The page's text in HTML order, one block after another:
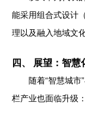
能采用组合式设计
理以及融入地域文
四、 展望：智慧
随着“智慧城市
栏产业也面临升级：